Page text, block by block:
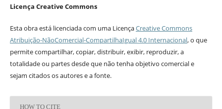
Licença Creative Commons
Esta obra está licenciada com uma LicençaCreative Commons
Atribuição-NãoComercial-CompartilhaIgual 4.0 Internacional, o que
permite compartilhar, copiar, distribuir, exibir, reproduzir, a
totalidade ou partes desde que não tenha objetivo comercial e
sejam citados os autores e a fonte.
HOW TO CITE